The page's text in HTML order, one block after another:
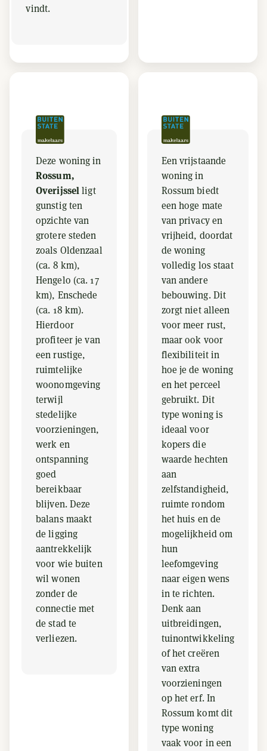
vindt.
Deze woning in
Rossum,
Overijsselligt
gunstig ten
opzichte van
grotere steden
zoals Oldenzaal
(ca. 8 km),
Hengelo (ca. 17
km), Enschede
(ca. 18 km).
Hierdoor
profiteer je van
een rustige,
ruimtelijke
woonomgeving
terwijl
stedelijke
voorzieningen,
werk en
ontspanning
goed
bereikbaar
blijven. Deze
balans maakt
de ligging
aantrekkelijk
voor wie buiten
wil wonen
zonder de
connectie met
de stad te
verliezen.
Een vrijstaande
woning in
Rossum biedt
een hoge mate
van privacy en
vrijheid, doordat
de woning
volledig los staat
van andere
bebouwing. Dit
zorgt niet alleen
voor meer rust,
maar ook voor
flexibiliteit in
hoe je de woning
en het perceel
gebruikt. Dit
type woning is
ideaal voor
kopers die
waarde hechten
aan
zelfstandigheid,
ruimte rondom
het huis en de
mogelijkheid om
hun
leefomgeving
naar eigen wens
in te richten.
Denk aan
uitbreidingen,
tuinontwikkeling
of het creëren
van extra
voorzieningen
op het erf. In
Rossum komt dit
type woning
vaak voor in een